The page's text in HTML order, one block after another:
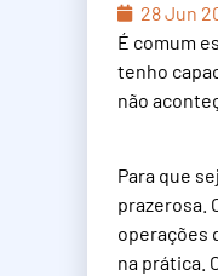
28 Jun
É comum
tenho
não
Para que
prazerosa.
operações
na prática.